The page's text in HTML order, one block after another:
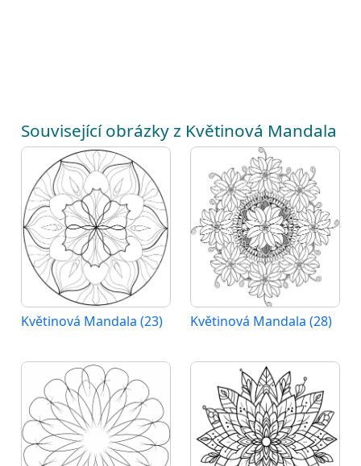
Související obrázky z Květinová Mandala
Květinová Mandala (23) Květinová Mandala (28)